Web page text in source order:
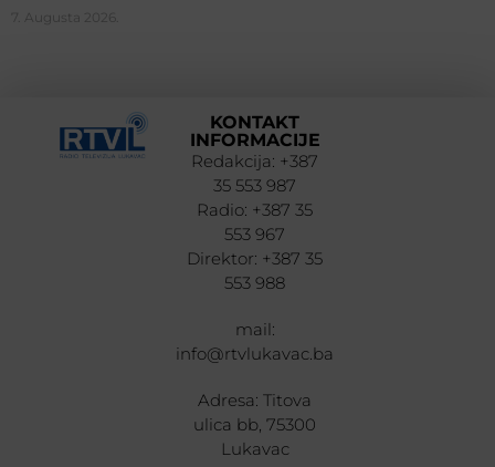
7. Augusta 2026.
KONTAKT
INFORMACIJE
Redakcija: +387
35 553 987
Radio: +387 35
553 967
Direktor: +387 35
553 988
mail:
info@rtvlukavac.ba
Adresa: Titova
ulica bb, 75300
Lukavac